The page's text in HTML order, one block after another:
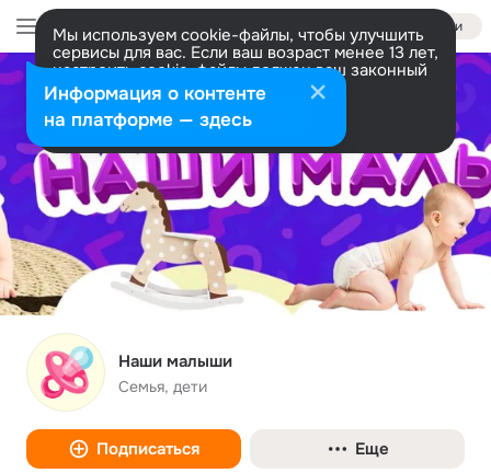
Войти
Мы используем cookie-файлы, чтобы улучшить
сервисы для вас. Если ваш возраст менее 13 лет,
настроить cookie-файлы должен ваш законный
представитель. Больше информации
Разрешить все Настроить
Наши малыши
Семья, дети
Подписаться Еще
Информация о контенте
на платформе — здесь